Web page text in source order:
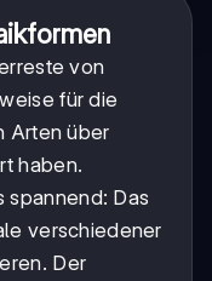
von
für die
Arten über
haben.
spannend: Das
verschiedener
Der